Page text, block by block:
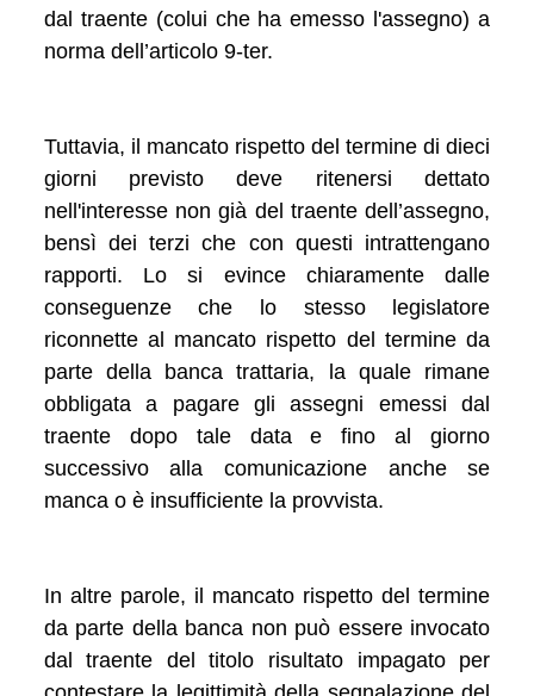
dal traente (colui che ha emesso l'assegno) a
norma dell’articolo 9-ter.
Tuttavia, il mancato rispetto del termine di dieci
giorni previsto deve ritenersi dettato
nell'interesse non già del traente dell’assegno,
bensì dei terzi che con questi intrattengano
rapporti. Lo si evince chiaramente dalle
conseguenze che lo stesso legislatore
riconnette al mancato rispetto del termine da
parte della banca trattaria, la quale rimane
obbligata a pagare gli assegni emessi dal
traente dopo tale data e fino al giorno
successivo alla comunicazione anche se
manca o è insufficiente la provvista.
In altre parole, il mancato rispetto del termine
da parte della banca non può essere invocato
dal traente del titolo risultato impagato per